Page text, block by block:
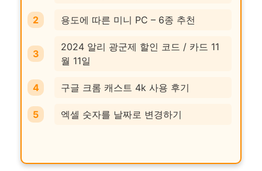
용도에 따른 미니 PC – 6종 추천
2024 알리 광군제 할인 코드 / 카드 11
월 11일
구글 크롬 캐스트 4k 사용 후기
엑셀 숫자를 날짜로 변경하기